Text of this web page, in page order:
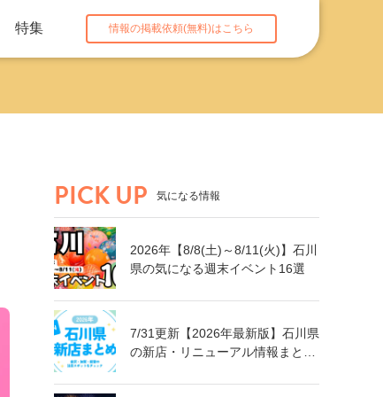
特集 情報の掲載依頼(無料)はこちら
PICK UP 気になる情報
2026年【8/8(土)～8/11(火)】石川
県の気になる週末イベント16選
7/31更新【2026年最新版】石川県
の新店・リニューアル情報まとめ
トをチェック！